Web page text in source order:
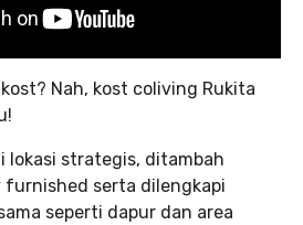
Nah, kost coliving Rukita
lokasi strategis, ditambah
serta dilengkapi
seperti dapur dan area